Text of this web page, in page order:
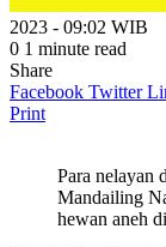
2023 - 09:02 WIB
0 1 minute read
Share
Facebook Twitter
Print
Para nelayan
Mandailing
hewan aneh